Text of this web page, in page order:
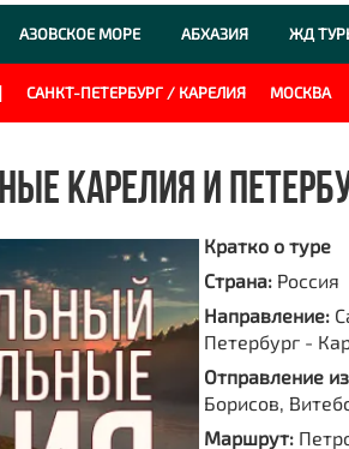
АЗОВСКОЕ МОРЕ АБХАЗИЯ ЖД
САНКТ-ПЕТЕРБУРГ / КАРЕЛИЯ МОСКВА
КАРЕЛИЯ И
Кратко о туре
Страна: Россия
Направление:
Петербург -
Отправление
Борисов,
Маршрут: